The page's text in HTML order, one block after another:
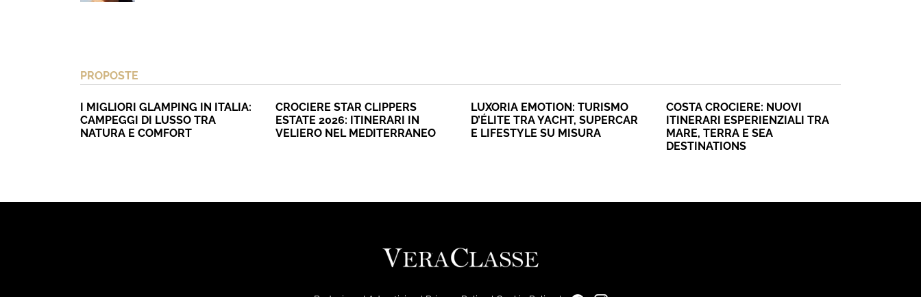
PROPOSTE
I MIGLIORI GLAMPING IN ITALIA:
CAMPEGGI DI LUSSO TRA
NATURA E COMFORT
CROCIERE STAR CLIPPERS
ESTATE 2026: ITINERARI IN
VELIERO NEL MEDITERRANEO
LUXORIA EMOTION: TURISMO
D’ÉLITE TRA YACHT, SUPERCAR
E LIFESTYLE SU MISURA
COSTA CROCIERE: NUOVI
ITINERARI ESPERIENZIALI TRA
MARE, TERRA E SEA
DESTINATIONS